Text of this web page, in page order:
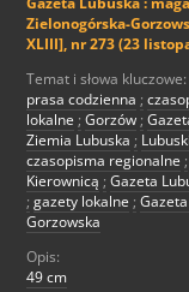
Zielonogórska-
XLIII], nr 273 (23
Temat i słowa kluczowe:
prasa codzienna ;
lokalne ; Gorzów ;
Ziemia Lubuska ;
czasopisma regionalne ;
Kierownicą ; Gazeta
; gazety lokalne ;
Gorzowska
Opis:
49 cm